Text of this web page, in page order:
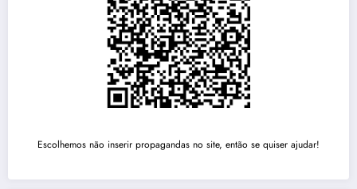
Escolhemos não inserir propagandas no site, então se quiser ajudar!